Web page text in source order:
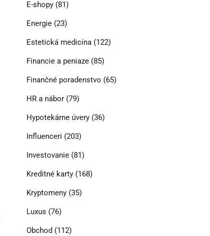
E-shopy(81)
Energie(23)
Estetická medicína(122)
Financie a peniaze(85)
Finančné poradenstvo (65)
HR a nábor(79)
Hypotekárne úvery(36)
Influenceri (203)
Investovanie(81)
Kreditné karty(168)
Kryptomeny(35)
Luxus (76)
Obchod (112)